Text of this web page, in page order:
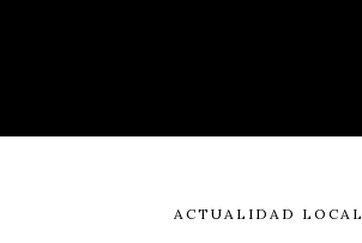
ACTUALIDAD LOCAL